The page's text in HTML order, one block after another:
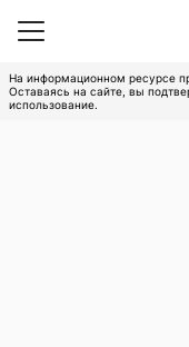
На информационном ресурсе
Оставаясь на сайте, вы
использование.